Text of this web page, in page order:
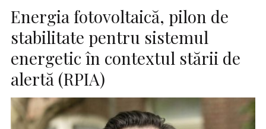
Energia fotovoltaică, pilon de
stabilitate pentru sistemul
energetic în contextul stării de
alertă (RPIA)